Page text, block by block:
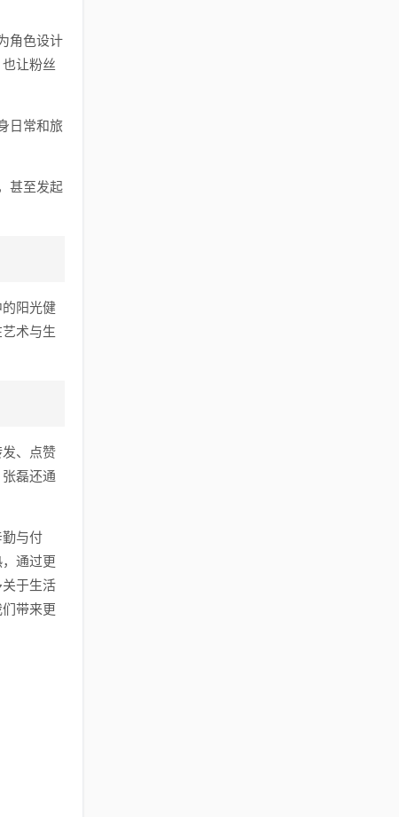
角色设计
让粉丝
日常和旅
甚至发起
阳光健
术与生
、点赞
磊还通
与付
通过更
于生活
带来更